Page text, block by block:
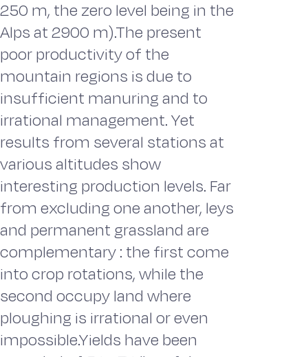
250 m, the zero level being in the
Alps at 2900 m).The present
poor productivity of the
mountain regions is due to
insufficient manuring and to
irrational management. Yet
results from several stations at
various altitudes show
interesting production levels. Far
from excluding one another, leys
and permanent grassland are
complementary : the first come
into crop rotations, while the
second occupy land where
ploughing is irrational or even
impossible.Yields have been